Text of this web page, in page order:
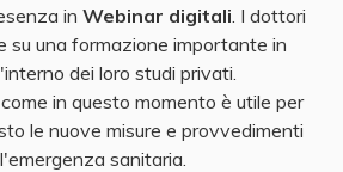
in Webinar digitali. I dottori
su una formazione importante in
dei loro studi privati.
in questo momento è utile per
le nuove misure e provvedimenti
sanitaria.